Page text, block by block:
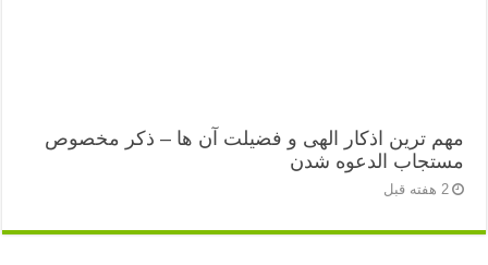
مهم ترین اذکار الهی و فضیلت آن ها – ذکر مخصوص
مستجاب الدعوه شدن
2 هفته قبل